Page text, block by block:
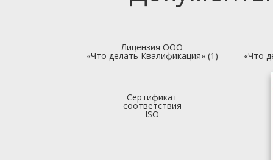
Лицензия ООО
«Что делать Квалификация» (1) «Что
Сертификат
соответствия
ISO